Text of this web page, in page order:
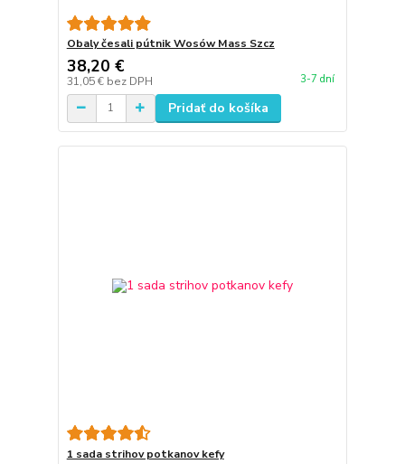
Obaly česali pútnik Wosów Mass Szcz
38,20 €
31,05 € bez DPH 3-7 dní
Pridať do košíka
1 sada strihov potkanov kefy